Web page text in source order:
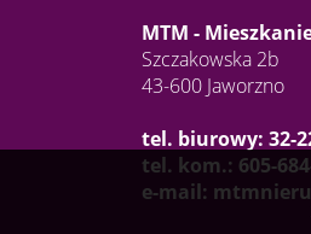
MTM -
Szczakowska 2b
43-600 Jaworzno
tel. biurowy: 32-
tel. kom.: 605-
e-mail: